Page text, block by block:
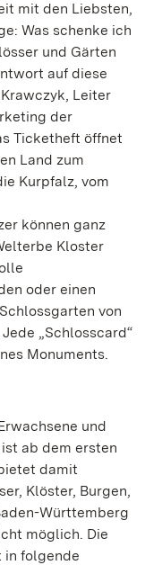
mit den Liebsten,
Was schenke ich
und Gärten
auf diese
Krawczyk, Leiter
der
Ticketheft öffnet
Land zum
Kurpfalz, vom
können ganz
Kloster
oder einen
von
„Schlosscard“
Monuments.
und
ab dem ersten
damit
Klöster, Burgen,
Württemberg
möglich. Die
in folgende